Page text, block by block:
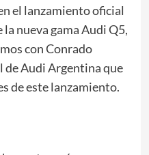
el lanzamiento oficial
nueva gama Audi Q5,
con Conrado
Audi Argentina que
de este lanzamiento.